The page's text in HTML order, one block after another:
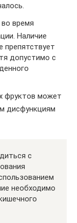
время
Наличие
препятствует
допустимо с
фруктов может
дисфункциям
с
необходимо